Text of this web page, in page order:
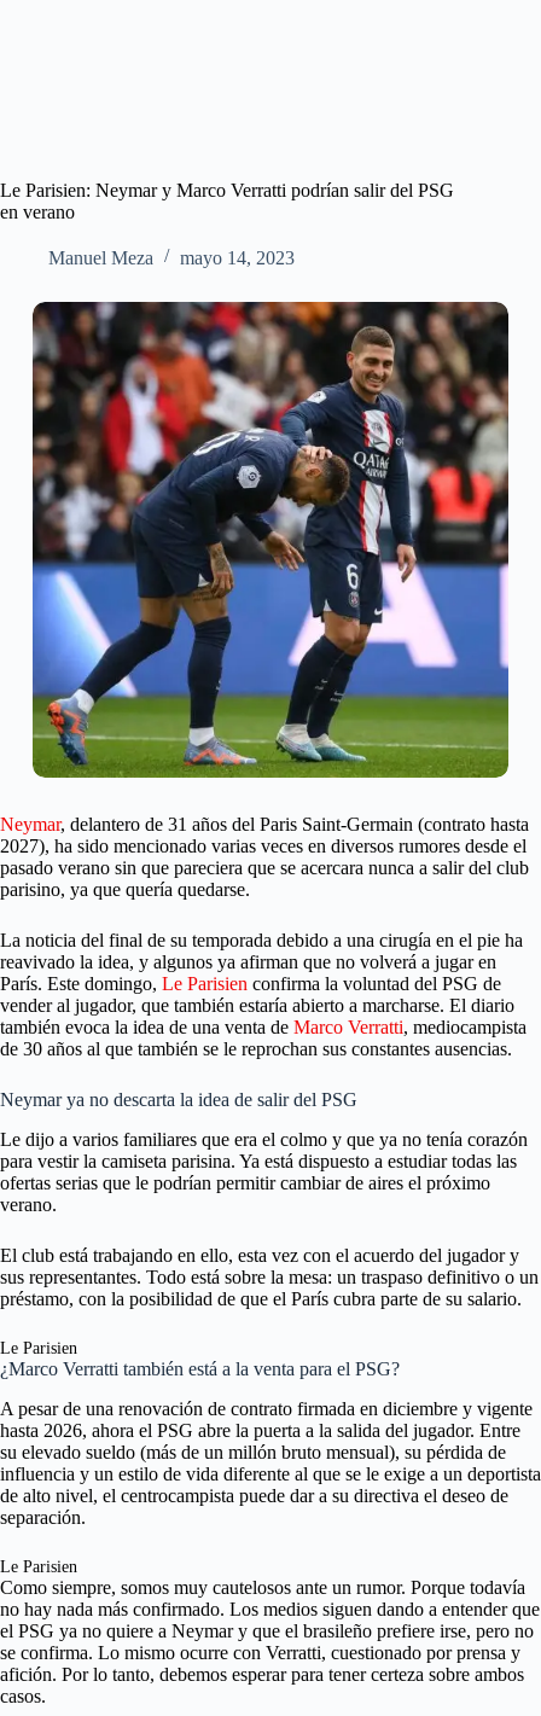
Le Parisien: Neymar y Marco Verratti podrían salir del PSG
en verano
Manuel Meza mayo 14, 2023
Neymar, delantero de 31 años del Paris Saint-Germain (contrato hasta
2027), ha sido mencionado varias veces en diversos rumores desde el
pasado verano sin que pareciera que se acercara nunca a salir del club
parisino, ya que quería quedarse.
La noticia del final de su temporada debido a una cirugía en el pie ha
reavivado la idea, y algunos ya afirman que no volverá a jugar en
París. Este domingo, Le Parisien confirma la voluntad del PSG de
vender al jugador, que también estaría abierto a marcharse. El diario
también evoca la idea de una venta de Marco Verratti, mediocampista
de 30 años al que también se le reprochan sus constantes ausencias.
Neymar ya no descarta la idea de salir del PSG
Le dijo a varios familiares que era el colmo y que ya no tenía corazón
para vestir la camiseta parisina. Ya está dispuesto a estudiar todas las
ofertas serias que le podrían permitir cambiar de aires el próximo
verano.
El club está trabajando en ello, esta vez con el acuerdo del jugador y
sus representantes. Todo está sobre la mesa: un traspaso definitivo o un
préstamo, con la posibilidad de que el París cubra parte de su salario.
Le Parisien
¿Marco Verratti también está a la venta para el PSG?
A pesar de una renovación de contrato firmada en diciembre y vigente
hasta 2026, ahora el PSG abre la puerta a la salida del jugador. Entre
su elevado sueldo (más de un millón bruto mensual), su pérdida de
influencia y un estilo de vida diferente al que se le exige a un deportista
de alto nivel, el centrocampista puede dar a su directiva el deseo de
separación.
Le Parisien
Como siempre, somos muy cautelosos ante un rumor. Porque todavía
no hay nada más confirmado. Los medios siguen dando a entender que
el PSG ya no quiere a Neymar y que el brasileño prefiere irse, pero no
se confirma. Lo mismo ocurre con Verratti, cuestionado por prensa y
afición. Por lo tanto, debemos esperar para tener certeza sobre ambos
casos.